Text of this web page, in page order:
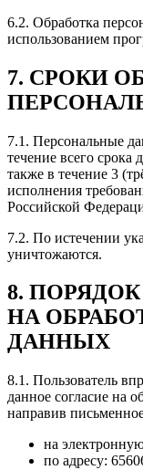
6.2. Обработка
использованием
7. СРОКИ
7.1. Персональные
течение всего срока
также в течение 3
исполнения
Российской
7.2. По истечении
уничтожаются.
8.
НА
ДАННЫХ
8.1. Пользователь
данное согласие на
направив
на
по адресу: